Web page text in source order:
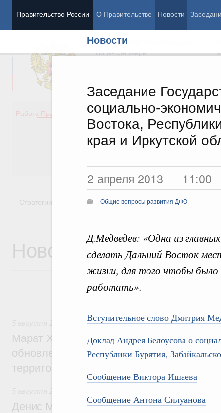
Правительство России О Правительстве Новости
Новости
Заседание
социально-
Востока,
края и Иркутской
2 апреля 2013 11:00
Общие вопросы развития ДФО
Д.Медведев: «Одна из
сделать Дальний Восток
жизни, для того чтобы
работать».
Вступительное слово Дмитрия
Доклад Андрея Белоусова о
Республики Бурятия,
Сообщение Виктора Ишаева
Сообщение Антона Силуанова
Председатель Правительства
Вице-премьеры
Работа Правительства
Демография
Здоровье
Образование
Культура
Государство
Стратегии Государственные программы
Новости
Жилищно-коммунальное хозяйство
Марат Хуснуллин: Более 4,3 тыс.
обновлено в России при участии Фонда
территорий
Денис Мантуров провёл совещание по